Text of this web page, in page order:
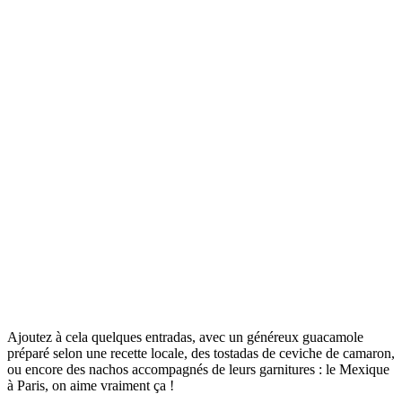
Ajoutez à cela quelques entradas, avec un généreux guacamole
préparé selon une recette locale, des tostadas de ceviche de camaron,
ou encore des nachos accompagnés de leurs garnitures : le Mexique
à Paris, on aime vraiment ça !